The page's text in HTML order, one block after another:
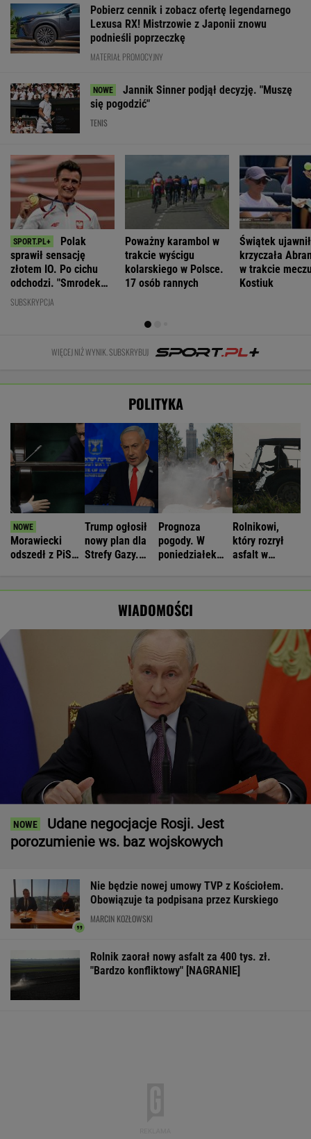
Pobierz cennik i zobacz ofertę legendarnego
Lexusa RX! Mistrzowie z Japonii znowu
podnieśli poprzeczkę
MATERIAŁ PROMOCYJNY
Jannik Sinner podjął decyzję. "Muszę
się pogodzić"
TENIS
Polak
sprawił sensację
złotem IO. Po cichu
odchodzi. "Smrodek
pozostał"
SUBSKRYPCJA
Poważny karambol w
trakcie wyścigu
kolarskiego w Polsce.
17 osób rannych
Świątek
krzyczała
w trakcie
Kostiuk
WIĘCEJ NIŻ WYNIK. SUBSKRYBUJ
POLITYKA
Morawiecki
odszedł z PiS
Trump ogłosił
nowy plan dla
Strefy Gazy.
Prognoza
pogody. W
poniedziałek
Rolnikowi,
który rozrył
asfalt w
WIADOMOŚCI
Udane negocjacje Rosji. Jest
porozumienie ws. baz wojskowych
Nie będzie nowej umowy TVP z Kościołem.
Obowiązuje ta podpisana przez Kurskiego
MARCIN KOZŁOWSKI
Rolnik zaorał nowy asfalt za 400 tys. zł.
"Bardzo konfliktowy" [NAGRANIE]